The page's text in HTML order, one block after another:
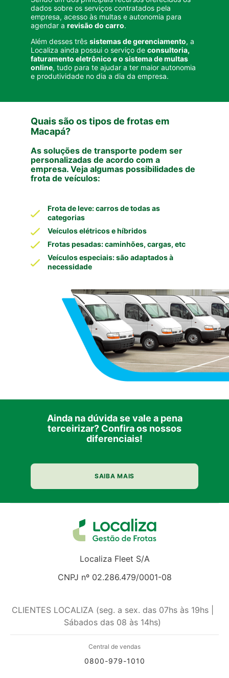
dados sobre os serviços contratados pela
empresa, acesso às multas e autonomia para
agendar a revisão do carro.
Além desses três sistemas de gerenciamento, a
Localiza ainda possui o serviço de consultoria,
faturamento eletrônico e o sistema de multas
online, tudo para te ajudar a ter maior autonomia
e produtividade no dia a dia da empresa.
Quais são os tipos de frotas em
Macapá?
As soluções de transporte podem ser
personalizadas de acordo com a
empresa. Veja algumas possibilidades de
frota de veículos:
Frota de leve: carros de todas as
categorias
Veículos elétricos e híbridos
Frotas pesadas: caminhões, cargas, etc
Veículos especiais: são adaptados à
necessidade
Ainda na dúvida se vale a pena
terceirizar? Confira os nossos
diferenciais!
SAIBA MAIS
Localiza Fleet S/A
CNPJ nº 02.286.479/0001-08
CLIENTES LOCALIZA (seg. a sex. das 07hs às 19hs |
Sábados das 08 às 14hs)
Central de vendas
0800-979-1010